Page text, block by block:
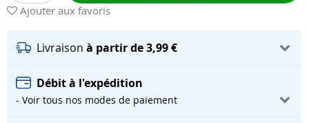
Ajouter aux favoris
Livraison à partir de 3,99 €
Débit à l'expédition
- Voir tous nos modes de paiement